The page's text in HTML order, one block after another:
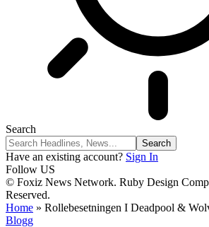
Search
Have an existing account? Sign In
Follow US
© Foxiz News Network. Ruby Design
Reserved.
Home » Rollebesetningen I Deadpool &
Blogg